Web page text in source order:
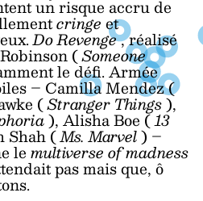
un risque accru de
cringeet
Do Revenge, réalisé
(Someone
le défi. Armée
– Camilla Mendez (
(Stranger Things),
), Alisha Boe (13
Shah (Ms. Marvel) –
lemultiverse of madness
pas mais que, ô